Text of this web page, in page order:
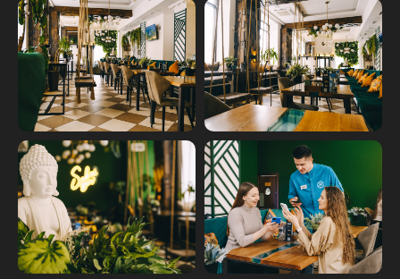
Меню доставки